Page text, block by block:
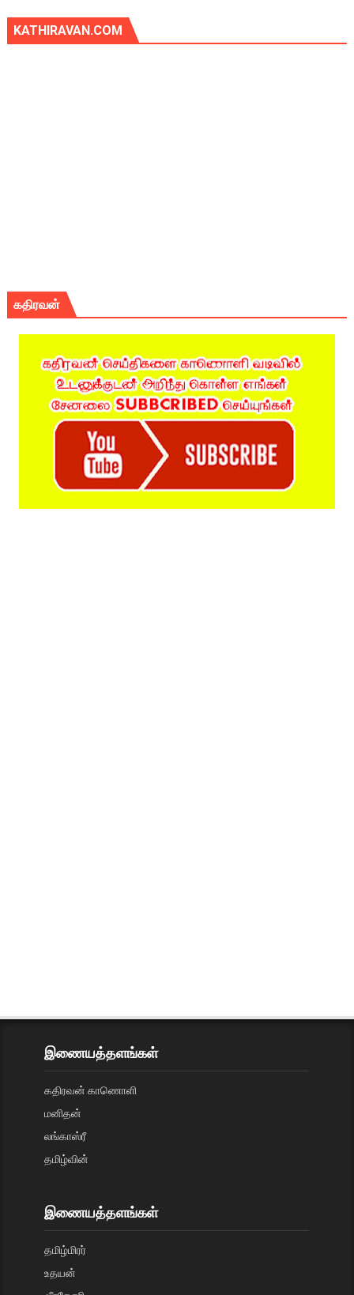
KATHIRAVAN.COM
கதிரவன்
இணையத்தளங்கள்
கதிரவன் காணொளி
மனிதன்
லங்காஸ்ரீ
தமிழ்வின்
இணையத்தளங்கள்
தமிழ்மிரர்
உதயன்